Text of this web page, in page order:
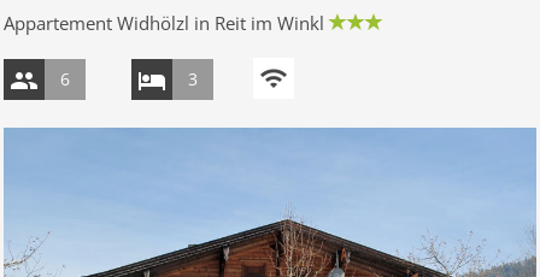
Appartement Widhölzl in Reit im Winkl
6 3